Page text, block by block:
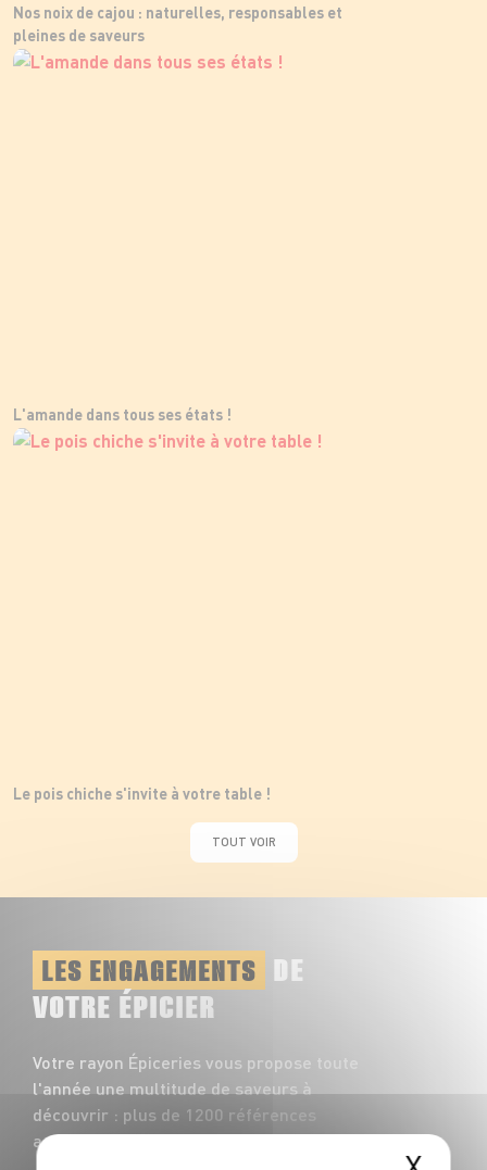
Nos noix de cajou : naturelles, responsables et
pleines de saveurs
L'amande dans tous ses états !
Le pois chiche s'invite à votre table !
TOUT VOIR
LES ENGAGEMENTS DE
VOTRE ÉPICIER
Votre rayon Épiceries vous propose toute
l'année une multitude de saveurs à
découvrir : plus de 1200 références
accompagnent vos repas du quotidien !